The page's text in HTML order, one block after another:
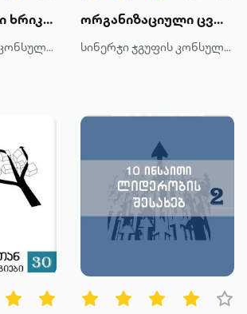
მარკეტინგული ხრიკები
სინერჯი ჯგუფის კონსულტანტები
ორგანიზაციული ცვლილებები 3
სინერჯი ჯგუფის კონსულტანტები